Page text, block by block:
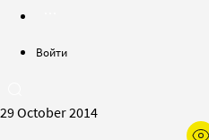
Войти
29 October 2014